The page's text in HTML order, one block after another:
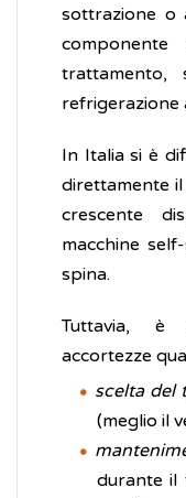
sottrazione o
refrigerazione
In Italia si è
direttamente
crescente
macchine
spina.
Tuttavia, è
accortezze
scelta del
(meglio il
durante il